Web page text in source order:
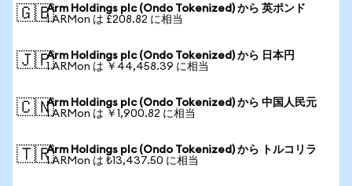
🇬🇧Arm Holdings plc (Ondo Tokenized) から 英ポンド
1 ARMon は £208.82 に相当
🇯🇵Arm Holdings plc (Ondo Tokenized) から 日本円
1 ARMon は ￥44,458.39 に相当
🇨🇳Arm Holdings plc (Ondo Tokenized) から 中国人民元
1 ARMon は ￥1,900.82 に相当
🇹🇷Arm Holdings plc (Ondo Tokenized) から トルコリラ
1 ARMon は ₺13,437.50 に相当